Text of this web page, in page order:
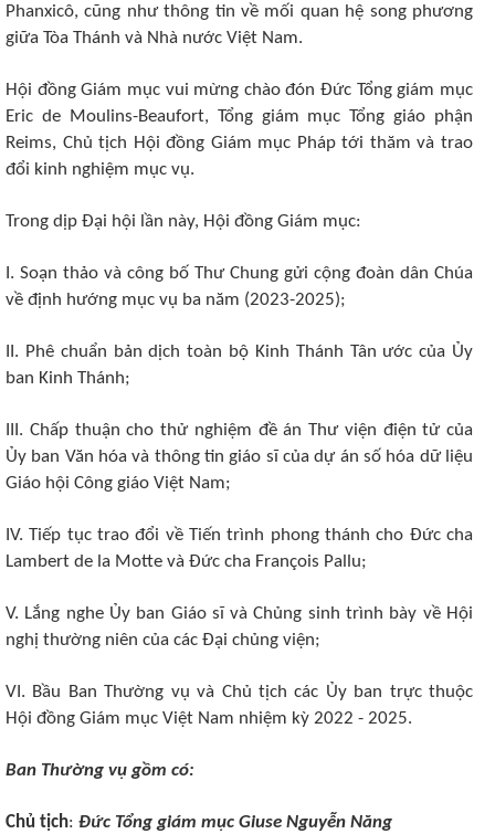
Phanxicô, cũng như thông tin về mối quan hệ song phương
giữa Tòa Thánh và Nhà nước Việt Nam.
Hội đồng Giám mục vui mừng chào đón Đức Tổng giám mục
Eric de Moulins-Beaufort, Tổng giám mục Tổng giáo phận
Reims, Chủ tịch Hộiđồng Giám mục Pháp tới thăm và trao
đổi kinh nghiệm mục vụ.
Trong dịp Đại hội lần này, Hội đồng Giám mục:
I. Soạn thảo và công bố Thư Chung gửi cộng đoàn dân Chúa
về định hướng mục vụ ba năm (2023-2025);
II. Phê chuẩn bản dịch toàn bộ Kinh Thánh Tân ước của Ủy
ban Kinh Thánh;
III. Chấp thuận cho thử nghiệm đề án Thư viện điện tử của
Ủy ban Văn hóa và thông tin giáo sĩ của dự án số hóa dữ liệu
Giáo hội Công giáo Việt Nam;
IV. Tiếp tục trao đổi về Tiến trình phong thánh cho Đức cha
Lambert de la Motte và Đức cha François Pallu;
V. Lắng nghe Ủy ban Giáo sĩ và Chủng sinh trình bày về Hội
nghị thường niên của các Đại chủng viện;
VI. Bầu Ban Thường vụ và Chủ tịch các Ủy ban trực thuộc
Hội đồng Giám mục Việt Nam nhiệm kỳ 2022 - 2025.
Ban Thường vụ gồm có:
Chủ tịch: Đức Tổng giám mục Giuse Nguyễn Năng